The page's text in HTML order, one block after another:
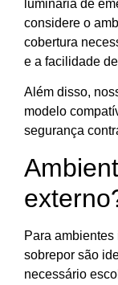
luminária de
considere o
cobertura
e a facilidade
Além disso,
modelo
segurança
Para
sobrepor são
necessário